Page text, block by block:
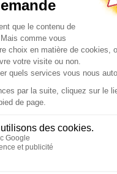
et ventilateurs
qui tapent sur le foot